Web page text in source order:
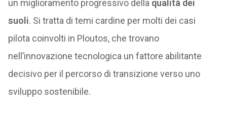
un miglioramento progressivo della qualità dei
suoli. Si tratta di temi cardine per molti dei casi
pilota coinvolti in Ploutos, che trovano
nell’innovazione tecnologica un fattore abilitante
decisivo per il percorso di transizione verso uno
sviluppo sostenibile.